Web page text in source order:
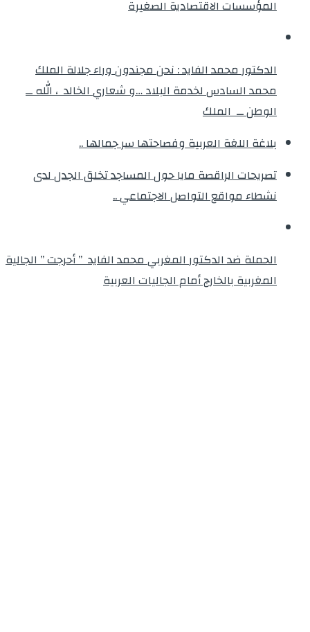
المؤسسات الاقتصادية الصغيرة
الدكتور محمد الفايد : نحن مجندون وراء جلالة الملك
محمد السادس لخدمة البلاد …و شعاري الخالد ، الله ــ
الوطن ــ الملك
بلاغة اللغة العربية وفصاحتها سر جمالها ..
تصريحات الراقصة مايا حول المساجد تخلق الجدل لدى
نشطاء مواقع التواصل الاجتماعي ..
الحملة ضد الدكتور المغربي محمد الفايد ” أحرجت ” الجالية
المغربية بالخارج أمام الجاليات العربية